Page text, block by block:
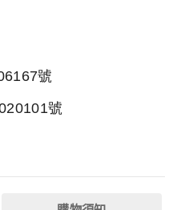
號
號